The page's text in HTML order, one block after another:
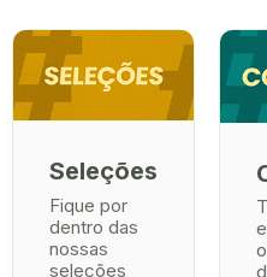
Seleções
Fique por
dentro das
nossas
seleções